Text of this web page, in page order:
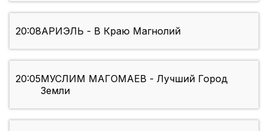
20:08АРИЭЛЬ - В Краю Магнолий
20:05МУСЛИМ МАГОМАЕВ - Лучший Город
Земли